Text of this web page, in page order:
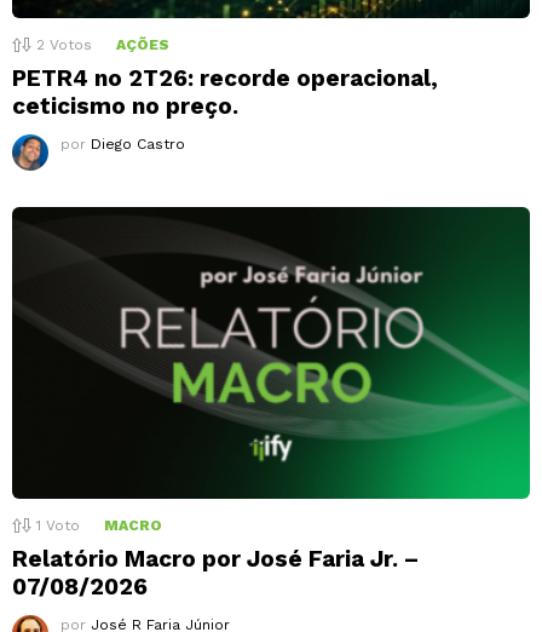
2 Votos AÇÕES
PETR4 no 2T26: recorde operacional,
ceticismo no preço.
por Diego Castro
1 Voto MACRO
Relatório Macro por José Faria Jr. –
07/08/2026
por José R Faria Júnior